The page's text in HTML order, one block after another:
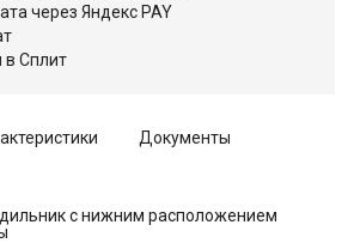
через Яндекс PAY
в Сплит
Документы
с нижним расположением